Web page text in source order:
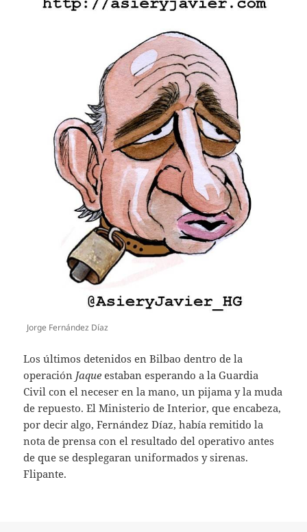
Jorge Fernández Díaz
Los últimos detenidos en Bilbao dentro de la
operación Jaque estaban esperando a la Guardia
Civil con el neceser en la mano, un pijama y la muda
de repuesto. El Ministerio de Interior, que encabeza,
por decir algo, Fernández Díaz, había remitido la
nota de prensa con el resultado del operativo antes
de que se desplegaran uniformados y sirenas.
Flipante.